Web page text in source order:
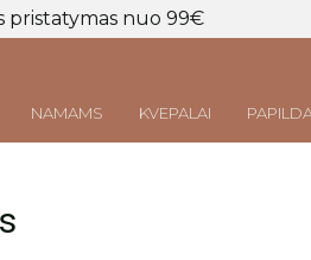
pristatymas nuo 99€
NAMAMS KVEPALAI